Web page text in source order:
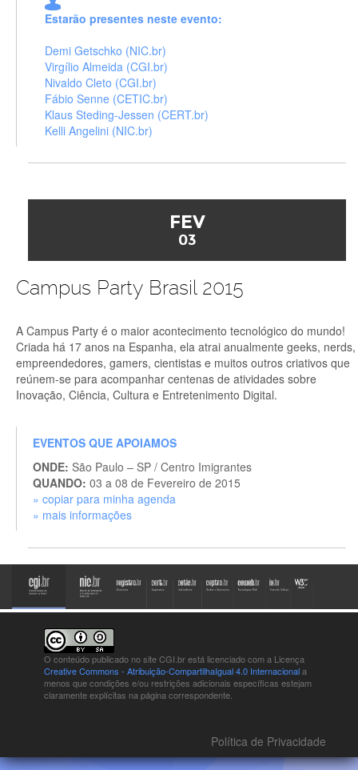
Estarão presentes neste evento:
Demi Getschko (NIC.br)
Virgílio Almeida (CGI.br)
Nivaldo Cleto (CGI.br)
Fábio Senne (CETIC.br)
Klaus Steding-Jessen (CERT.br)
Kelli Angelini (NIC.br)
FEV
03
Campus Party Brasil 2015
A Campus Party é o maior acontecimento tecnológico do mundo!
Criada há 17 anos na Espanha, ela atrai anualmente geeks, nerds,
empreendedores, gamers, cientistas e muitos outros criativos que
reúnem-se para acompanhar centenas de atividades sobre
Inovação, Ciência, Cultura e Entretenimento Digital.
EVENTOS QUE APOIAMOS
ONDE: São Paulo – SP / Centro Imigrantes
QUANDO: 03 a 08 de Fevereiro de 2015
» copiar para minha agenda
» mais informações
O conteúdo publicado no site CGI.br está licenciado com a Licença
Creative Commons - Atribuição-CompartilhaIgual 4.0 Internacionala
menos que condições e/ou restrições adicionais específicas estejam
claramente explícitas na página correspondente.
Política de Privacidade